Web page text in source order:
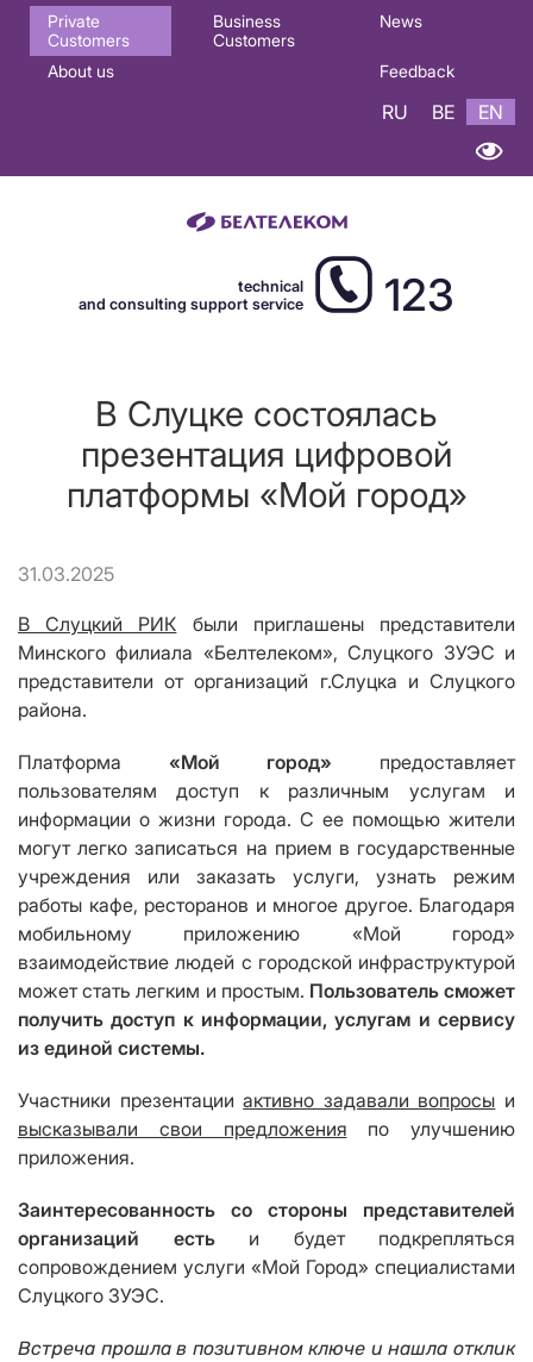
Основная
навигация
Private
Customers
Business
Customers
News
About us Feedback
RU BE EN
technical
and consulting support service
123
В Слуцке состоялась
презентация цифровой
платформы «Мой город»
31.03.2025
В Слуцкий РИК были приглашены представители
Минского филиала «Белтелеком», Слуцкого ЗУЭС и
представители от организаций г.Слуцка и Слуцкого
района.
Платформа «Мой город» предоставляет
пользователям доступ к различным услугам и
информации о жизни города. С ее помощью жители
могут легко записаться на прием в государственные
учреждения или заказать услуги, узнать режим
работы кафе, ресторанов и многое другое. Благодаря
мобильному приложению «Мой город»
взаимодействие людей с городской инфраструктурой
может стать легким и простым. Пользователь сможет
получить доступ к информации, услугам и сервису
из единой системы.
Участники презентацииактивно задавали вопросы и
высказывали свои предложения по улучшению
приложения.
Заинтересованность со стороны представителей
организаций естьи будет подкрепляться
сопровождением услуги «Мой Город» специалистами
Слуцкого ЗУЭС.
Встреча прошла в позитивном ключе и нашла отклик